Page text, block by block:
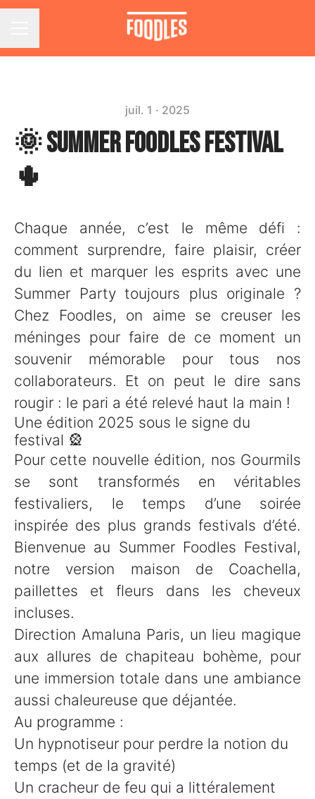
juil. 1 · 2025
🌞 Summer Foodles Festival
🌵
Chaque année, c’est le même défi :
comment surprendre, faire plaisir, créer
du lien et marquer les esprits avec une
Summer Party toujours plus originale ?
Chez Foodles, on aime se creuser les
méninges pour faire de ce moment un
souvenir mémorable pour tous nos
collaborateurs. Et on peut le dire sans
rougir : le pari a été relevé haut la main !
Une édition 2025 sous le signe du
festival 🎡
Pour cette nouvelle édition, nos Gourmils
se sont transformés en véritables
festivaliers, le temps d’une soirée
inspirée des plus grands festivals d’été.
Bienvenue au Summer Foodles Festival,
notre version maison de Coachella,
paillettes et fleurs dans les cheveux
incluses.
Direction Amaluna Paris, un lieu magique
aux allures de chapiteau bohème, pour
une immersion totale dans une ambiance
aussi chaleureuse que déjantée.
Au programme :
Un hypnotiseur pour perdre la notion du
temps (et de la gravité)
Un cracheur de feu qui a littéralement